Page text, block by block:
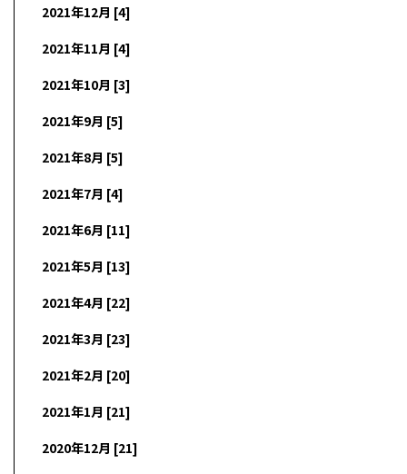
2021年12月 [4]
2021年11月 [4]
2021年10月 [3]
2021年9月 [5]
2021年8月 [5]
2021年7月 [4]
2021年6月 [11]
2021年5月 [13]
2021年4月 [22]
2021年3月 [23]
2021年2月 [20]
2021年1月 [21]
2020年12月 [21]